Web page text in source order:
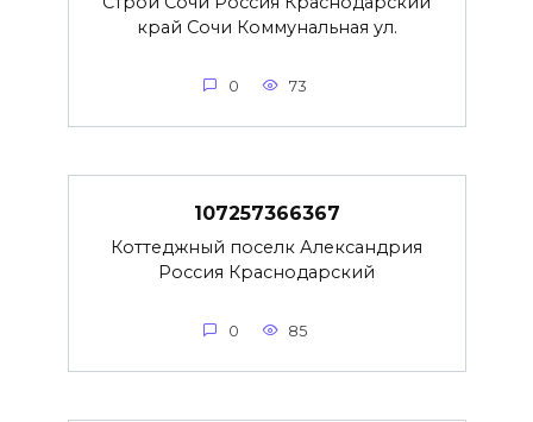
край Сочи Коммунальная ул.
0 73
107257366367
Коттеджный поселк Александрия
Россия Краснодарский
0 85